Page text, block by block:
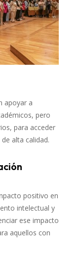
apoyar a
pero
para acceder
alta calidad.
positivo en
intelectual y
ese impacto
aquellos con